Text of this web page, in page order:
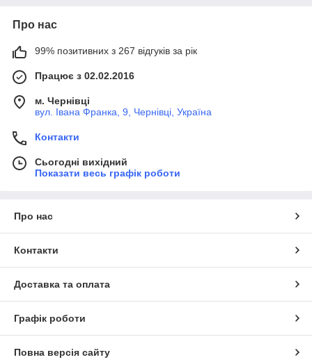
Про нас
99% позитивних з 267 відгуків за рік
Працює з 02.02.2016
м. Чернівці
вул. Івана Франка, 9, Чернівці, Україна
Контакти
Сьогодні вихідний
Показати весь графік роботи
Про нас
Контакти
Доставка та оплата
Графік роботи
Повна версія сайту